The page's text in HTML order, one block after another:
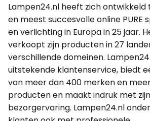
Lampen24.nl heeft zich
en meest succesvolle online PURE
en verlichting in Europa in 25 jaar.
verkoopt zijn producten in 27
verschillende domeinen.
uitstekende klantenservice, biedt
van meer dan 400 merken en
producten en maakt indruk met
bezorgervaring. Lampen24.nl